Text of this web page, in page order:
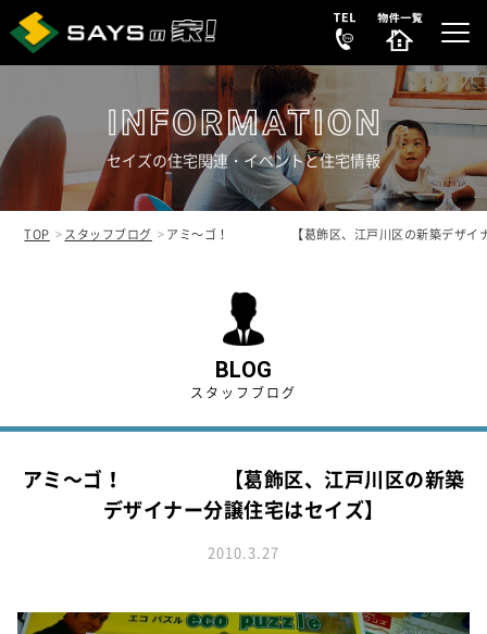
REASON
選ばれる理由
NEW HOUSE
販売中の新築分譲住宅
SECONDHAND
COMPANY
会社案内
お知らせ
新着情報
建築実例
オーナーズボイス
動画ギャラリー
ハウスメイキングラボ
セイズの住宅関連・イベントと住宅情報
TOP スタッフブログ アミ～ゴ！ 【葛飾区、江戸川区の新築デザイナ
BLOG
スタッフブログ
アミ～ゴ！ 【葛飾区、江戸川区の新築
デザイナー分譲住宅はセイズ】
2010.3.27